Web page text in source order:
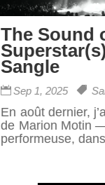
The Sound
Sangle
Sep 1, 2025
En août dernier,
de Marion Motin
performeuse,